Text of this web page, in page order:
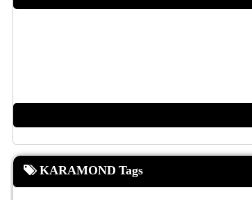
KARAMOND Tags